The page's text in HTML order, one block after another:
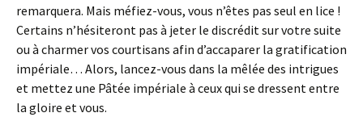
remarquera. Mais méfiez-vous, vous n’êtes pas seul en lice !
Certains n’hésiteront pas à jeter le discrédit sur votre suite
ou à charmer vos courtisans afin d’accaparer la gratification
impériale… Alors, lancez-vous dans la mêlée des intrigues
et mettez une Pâtée impériale à ceux qui se dressent entre
la gloire et vous.